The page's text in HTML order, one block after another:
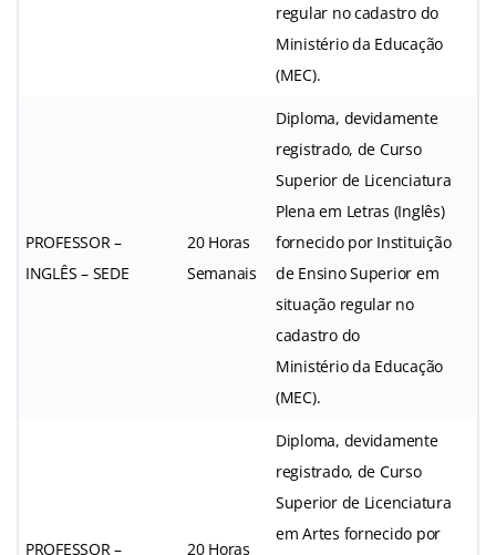
regular no cadastro do
Ministério da Educação
(MEC).
PROFESSOR –
INGLÊS – SEDE
20 Horas
Semanais
Diploma, devidamente
registrado, de Curso
Superior de Licenciatura
Plena em Letras (Inglês)
fornecido por Instituição
de Ensino Superior em
situação regular no
cadastro do
Ministério da Educação
(MEC).
PROFESSOR – 20 Horas
Diploma, devidamente
registrado, de Curso
Superior de Licenciatura
em Artes fornecido por